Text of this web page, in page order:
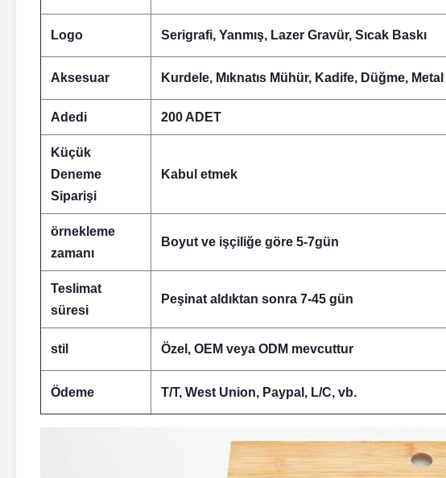
Logo Serigrafi, Yanmış, Lazer Gravür, Sıcak Baskı
Aksesuar Kurdele, Mıknatıs Mühür, Kadife, Düğme, Metal
Adedi 200 ADET
Küçük
Deneme
Siparişi
Kabul etmek
örnekleme
zamanı
Boyut ve işçiliğe göre 5-7gün
Teslimat
süresi
Peşinat aldıktan sonra 7-45 gün
stil Özel, OEM veya ODM mevcuttur
Ödeme T/T, West Union, Paypal, L/C, vb.